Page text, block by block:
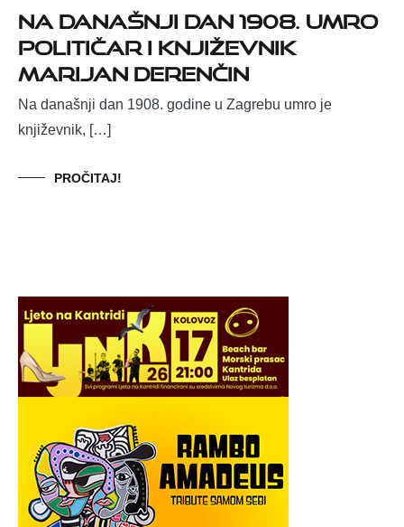
Na današnji dan 1908. umro
političar i književnik
Marijan Derenčin
Na današnji dan 1908. godine u Zagrebu umro je
književnik, […]
PROČITAJ!